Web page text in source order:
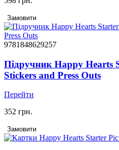
Замовити
9781848629257
Підручник Happy Hearts
Stickers and Press Outs
Перейти
352 грн.
Замовити